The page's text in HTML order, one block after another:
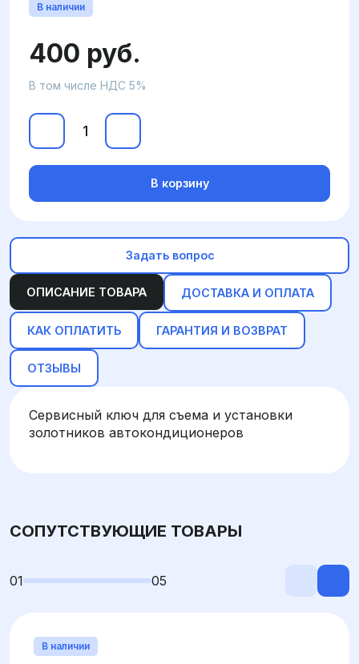
ОПИСАНИЕ ТОВАРА ДОСТАВКА И ОПЛАТА
КАК ОПЛАТИТЬ ГАРАНТИЯ И ВОЗВРАТ
ОТЗЫВЫ
Сервисный ключ для съема и установки
золотников автокондиционеров
В наличии
400 руб.
В том числе НДС 5%
В корзину
Задать вопрос
СОПУТСТВУЮЩИЕ ТОВАРЫ
01 05
В наличии